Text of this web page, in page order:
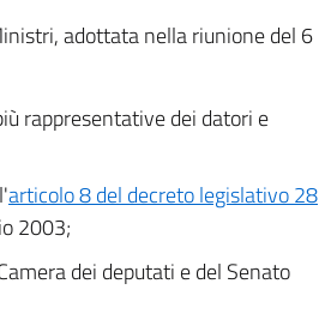
adottata nella riunione del 6
rappresentative dei datori e
articolo 8 del decreto legislativo 28
2003;
dei deputati e del Senato